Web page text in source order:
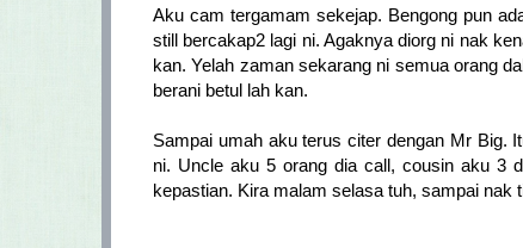
Aku cam tergamam sekejap. Bengong pun
still bercakap2 lagi ni. Agaknya diorg ni nak
kan. Yelah zaman sekarang ni semua orang
berani betul lah kan.
Sampai umah aku terus citer dengan Mr Big.
ni. Uncle aku 5 orang dia call, cousin aku 3
kepastian. Kira malam selasa tuh, sampai nak